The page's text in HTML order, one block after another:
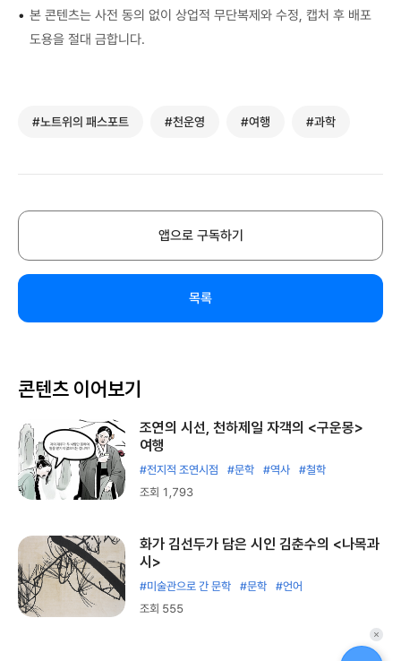
• 본 콘텐츠는 사전 동의 없이 상업적 무단복제와 수정, 캡처 후 배포
도용을 절대 금합니다.
#노트위의 패스포트 #천운영 #여행 #과학
앱으로 구독하기
목록
콘텐츠 이어보기
조연의 시선, 천하제일 자객의 <구운몽>
여행
#전지적 조연시점 #문학 #역사
#철학
조회 1,793
화가 김선두가 담은 시인 김춘수의 <나목과
시>
#미술관으로 간 문학 #문학
#언어
조회 555
퀵